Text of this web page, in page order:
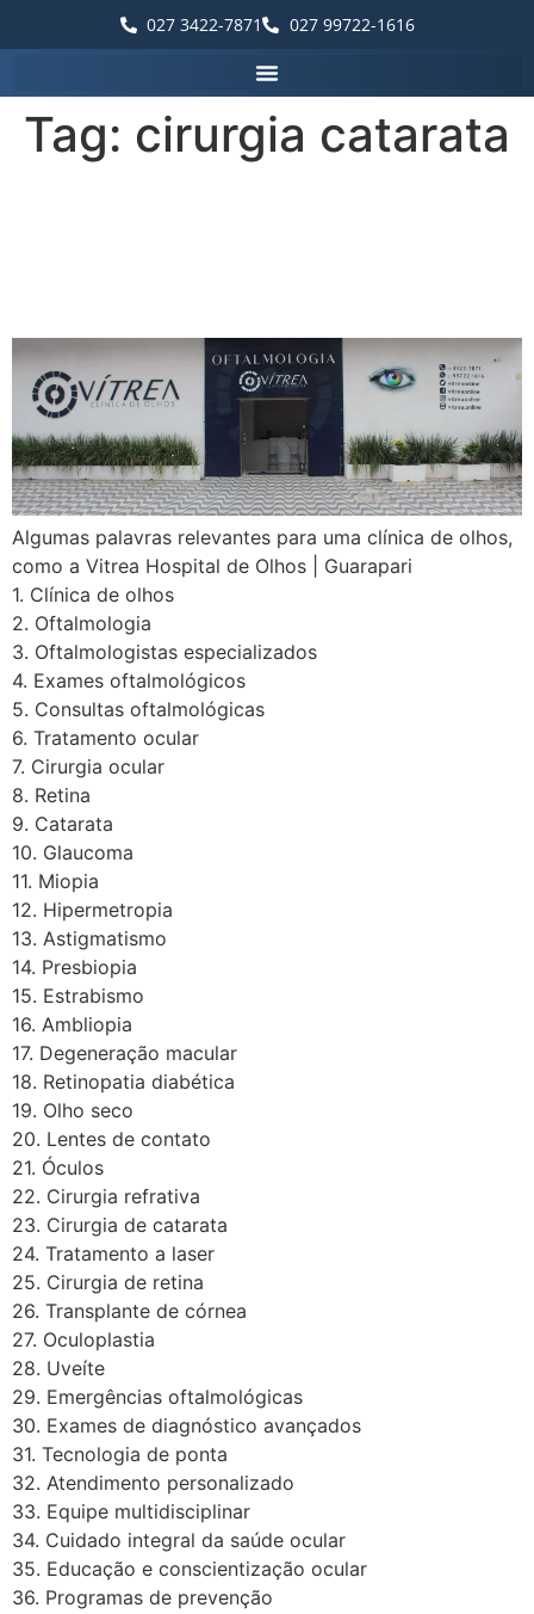
027 3422-7871 027 99722-1616
Tag: cirurgia catarata
Algumas palavras relevantes para uma clínica de olhos,
como a Vitrea Hospital de Olhos | Guarapari
1. Clínica de olhos
2. Oftalmologia
3. Oftalmologistas especializados
4. Exames oftalmológicos
5. Consultas oftalmológicas
6. Tratamento ocular
7. Cirurgia ocular
8. Retina
9. Catarata
10. Glaucoma
11. Miopia
12. Hipermetropia
13. Astigmatismo
14. Presbiopia
15. Estrabismo
16. Ambliopia
17. Degeneração macular
18. Retinopatia diabética
19. Olho seco
20. Lentes de contato
21. Óculos
22. Cirurgia refrativa
23. Cirurgia de catarata
24. Tratamento a laser
25. Cirurgia de retina
26. Transplante de córnea
27. Oculoplastia
28. Uveíte
29. Emergências oftalmológicas
30. Exames de diagnóstico avançados
31. Tecnologia de ponta
32. Atendimento personalizado
33. Equipe multidisciplinar
34. Cuidado integral da saúde ocular
35. Educação e conscientização ocular
36. Programas de prevenção